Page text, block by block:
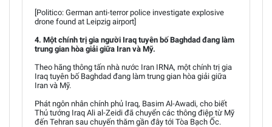
[Politico: German anti-terror police investigate explosive
drone found at Leipzig airport]
4. Một chính trị gia người Iraq tuyên bố Baghdad đang làm
trung gian hòa giải giữa Iran và Mỹ.
Theo hãng thông tấn nhà nước Iran IRNA, một chính trị gia
Iraq tuyên bố Baghdad đang làm trung gian hòa giải giữa
Iran và Mỹ.
Phát ngôn nhân chính phủ Iraq, Basim Al-Awadi, cho biết
Thủ tướng Iraq Ali al-Zeidi đã chuyển các thông điệp từ Mỹ
đến Tehran sau chuyến thăm gần đây tới Tòa Bạch Ốc.